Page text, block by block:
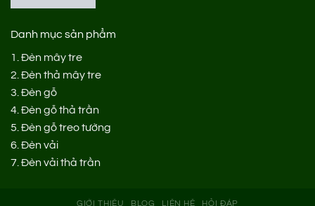
Danh mục sản phẩm
1. Đèn mây tre
2. Đèn thả mây tre
3. Đèn gỗ
4. Đèn gỗ thả trần
5. Đèn gỗ treo tường
6. Đèn vải
7. Đèn vải thả trần
GIỚI THIỆU BLOG LIÊN HỆ HỎI ĐÁP